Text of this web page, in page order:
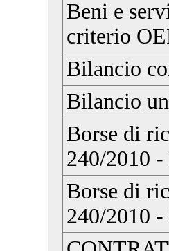
Beni e
criterio
Bilancio
Bilancio
Borse di
240/2010 -
Borse di
240/2010 -